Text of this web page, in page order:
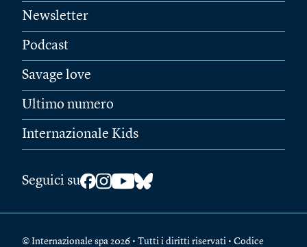
Newsletter
Podcast
Savage love
Ultimo numero
Internazionale Kids
Seguici su
© Internazionale spa 2026 • Tutti i diritti riservati • Codice